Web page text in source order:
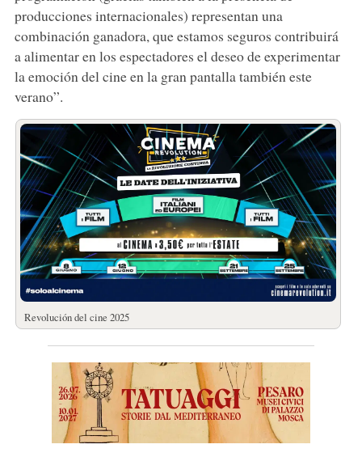
producciones internacionales) representan una
combinación ganadora, que estamos seguros contribuirá
a alimentar en los espectadores el deseo de experimentar
la emoción del cine en la gran pantalla también este
verano”.
Revolución del cine 2025